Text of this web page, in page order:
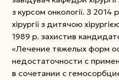
з курсом онкології. З
хірургії з дитячою
1989 р. захистив
«Лечение тяжелых форм
недостаточности с
в сочетании с